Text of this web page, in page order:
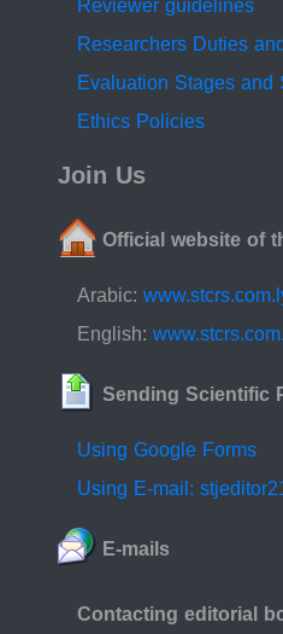
Researchers Duties
Evaluation Stages and
Ethics Policies
Join Us
Official website of
Arabic:
English:
Sending Scientific
Using Google Forms
Using E-mail:
E-mails
Contacting editorial